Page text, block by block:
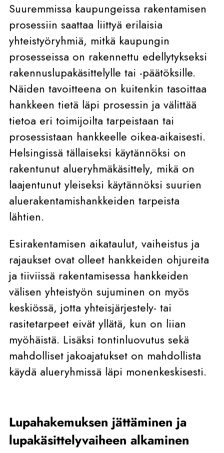
Suuremmissa kaupungeissa rakentamisen
prosessiin saattaa liittyä erilaisia
yhteistyöryhmiä, mitkä kaupungin
prosesseissa on rakennettu edellytykseksi
rakennuslupakäsittelylle tai -päätöksille.
Näiden tavoitteena on kuitenkin tasoittaa
hankkeen tietä läpi prosessin ja välittää
tietoa eri toimijoilta tarpeistaan tai
prosessistaan hankkeelle oikea-aikaisesti.
Helsingissä tällaiseksi käytännöksi on
rakentunut alueryhmäkäsittely, mikä on
laajentunut yleiseksi käytännöksi suurien
aluerakentamishankkeiden tarpeista
lähtien.
Esirakentamisen aikataulut, vaiheistus ja
rajaukset ovat olleet hankkeiden ohjureita
ja tiiviissä rakentamisessa hankkeiden
välisen yhteistyön sujuminen on myös
keskiössä, jotta yhteisjärjestely- tai
rasitetarpeet eivät yllätä, kun on liian
myöhäistä. Lisäksi tontinluovutus sekä
mahdolliset jakoajatukset on mahdollista
käydä alueryhmissä läpi monenkeskisesti.
Lupahakemuksen jättäminen ja
lupakäsittelyvaiheen alkaminen